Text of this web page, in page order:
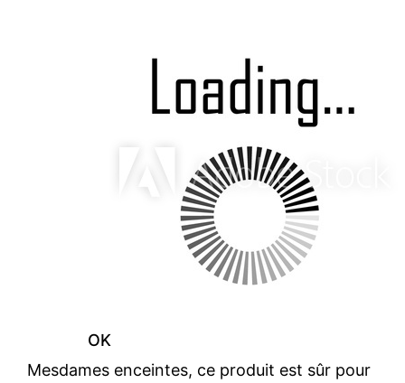
OK
Mesdames enceintes, ce produit est sûr pour